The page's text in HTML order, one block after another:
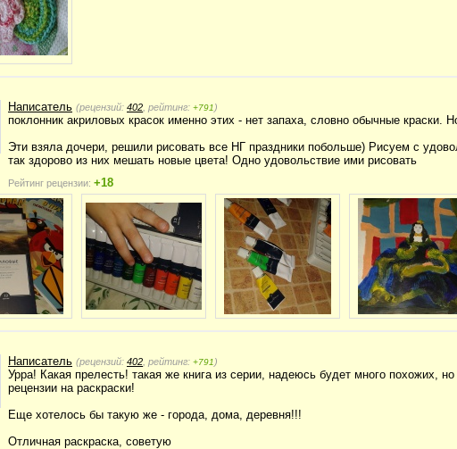
Написатель (рецензий: 402 , рейтинг: +791)
поклонник акриловых красок именно этих - нет запаха, словно обычные краски.
Эти взяла дочери, решили рисовать все НГ праздники побольше) Рисуем с
так здорово из них мешать новые цвета! Одно удовольствие ими рисовать
Рейтинг рецензии: +18
Написатель (рецензий: 402 , рейтинг: +791)
Урра! Какая прелесть! такая же книга из серии, надеюсь будет много похожих,
рецензии на раскраски!
Еще хотелось бы такую же - города, дома, деревня!!!
Отличная раскраска, советую